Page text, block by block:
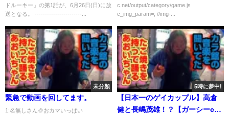
ールドルーキー」が開幕！6月26
日日夜9時スタート。新町が“ス
ポーツマネジメント”と出合う！
第1話あらすじ
ドルーキー」の第1話が、6月26日(日)に放
送となる。 -----------------------...
c.net/output/category/game.js
c_img_param=; //img-...
未分類
緊急で動画を回してます。
1:名無しさん＠おカマいっぱい
5時に夢中!
【日本一のゲイカップル】高倉
健と長嶋茂雄！？【ガーシーch/